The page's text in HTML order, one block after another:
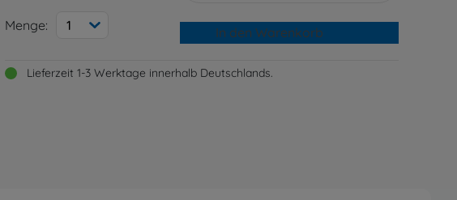
Menge: 1 In den Warenkorb
Lieferzeit 1-3 Werktage innerhalb Deutschlands.